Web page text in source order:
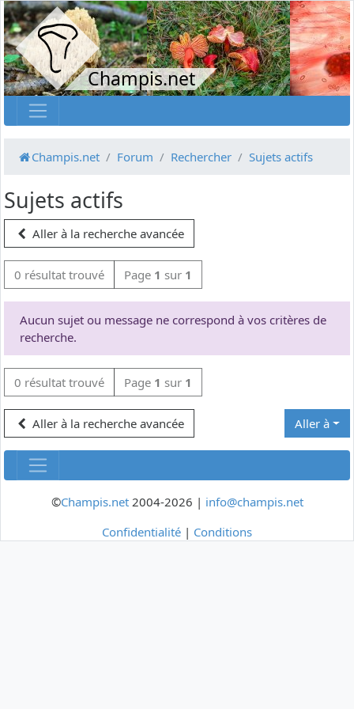
Champis.net
Champis.net Forum Rechercher Sujets actifs
Sujets actifs
Aller à la recherche avancée
0 résultat trouvé Page 1 sur 1
Aucun sujet ou message ne correspond à vos critères de
recherche.
0 résultat trouvé Page 1 sur 1
Aller à la recherche avancée Aller à
©Champis.net2004-2026 | info@champis.net
Confidentialité | Conditions